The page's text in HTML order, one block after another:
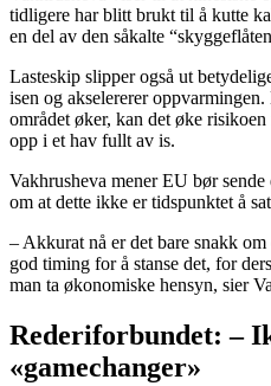
tidligere har blitt brukt til å kutte
en del av den såkalte
Lasteskip slipper også ut
isen og akselererer
området øker, kan det øke
opp i et hav fullt av is.
Vakhrusheva mener EU bør
om at dette ikke er tidspunktet å
– Akkurat nå er det bare snakk
god timing for å stanse det, for
man ta økonomiske hensyn, sier
Rederiforbundet: –
«gamechanger»